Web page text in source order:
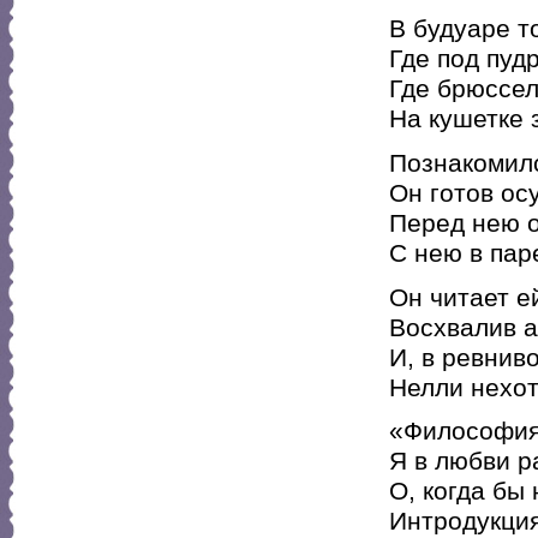
В будуаре
Где под
Где
На кушетке
Он готов
Перед нею
С нею в
Он читает
Восхвалив
И, в
Нелли
Я в любви
О, когда бы